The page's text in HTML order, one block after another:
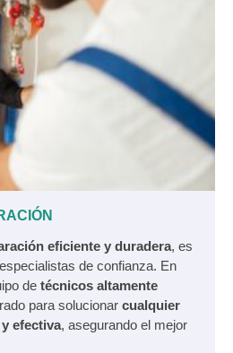
eficiente y duradera, es
de confianza. En
de técnicos altamente
para solucionar cualquier
efectiva, asegurando el mejor